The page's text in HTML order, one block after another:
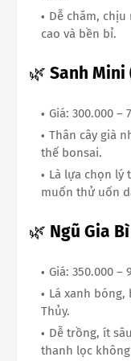
Dễ chăm,
cao và bền bỉ.
🌿 Sanh Mini
Giá: 300.000 –
Thân cây già
thế bonsai.
Là lựa chọn lý
muốn thử uốn
🌿 Ngũ Gia
Giá: 350.000 –
Lá xanh
Thủy.
Dễ trồng, ít
thanh lọc